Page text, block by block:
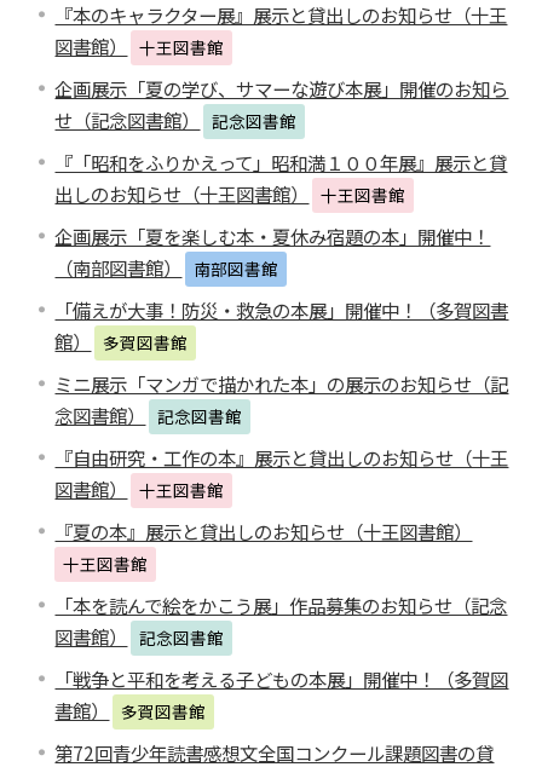
『本のキャラクター展』展示と貸出しのお知らせ（十王
図書館）
十王図書館
企画展示「夏の学び、サマーな遊び本展」開催のお知ら
せ（記念図書館）
記念図書館
『「昭和をふりかえって」昭和満１００年展』展示と貸
出しのお知らせ（十王図書館）
十王図書館
企画展示「夏を楽しむ本・夏休み宿題の本」開催中！
（南部図書館）
南部図書館
「備えが大事！防災・救急の本展」開催中！（多賀図書
館）
多賀図書館
ミニ展示「マンガで描かれた本」の展示のお知らせ（記
念図書館）
記念図書館
『自由研究・工作の本』展示と貸出しのお知らせ（十王
図書館）
十王図書館
『夏の本』展示と貸出しのお知らせ（十王図書館）
十王図書館
「本を読んで絵をかこう展」作品募集のお知らせ（記念
図書館）
記念図書館
「戦争と平和を考える子どもの本展」開催中！（多賀図
書館）
多賀図書館
第72回青少年読書感想文全国コンクール課題図書の貸